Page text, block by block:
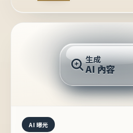
生成
AI 內容
AI 曝光